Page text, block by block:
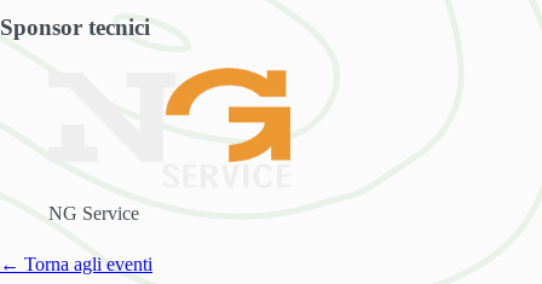
Sponsor tecnici
NG Service
← Torna agli eventi